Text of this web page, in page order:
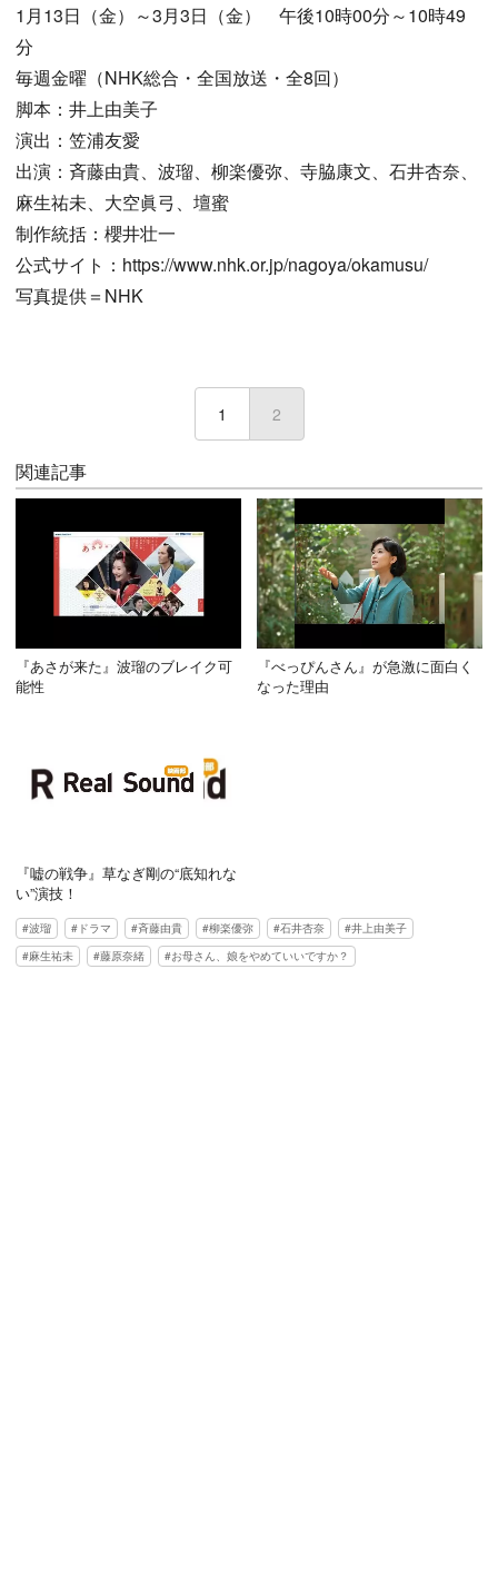
1月13日（金）～3月3日（金） 午後10時00分～10時49
分
毎週金曜（NHK総合・全国放送・全8回）
脚本：井上由美子
演出：笠浦友愛
出演：斉藤由貴、波瑠、柳楽優弥、寺脇康文、石井杏奈、
麻生祐未、大空眞弓、壇蜜
制作統括：櫻井壮一
公式サイト：https://www.nhk.or.jp/nagoya/okamusu/
写真提供＝NHK
1 2
関連記事
『あさが来た』波瑠のブレイク可
能性
『べっぴんさん』が急激に面白く
なった理由
『嘘の戦争』草なぎ剛の“底知れな
い”演技！
波瑠 ドラマ 斉藤由貴 柳楽優弥 石井杏奈
井上由美子
麻生祐未
藤原奈緒 お母さん、娘をやめていいですか？